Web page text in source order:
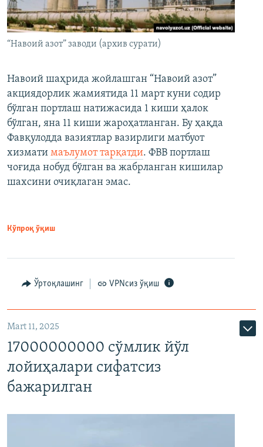
“Навоий азот” заводи (архив сурати)
Навоий шаҳрида жойлашган “Навоий азот”
акциядорлик жамиятида 11 март куни содир
бўлган портлаш натижасида 1 киши ҳалок
бўлган, яна 11 киши жароҳатланган. Бу ҳақда
Фавқулодда вазиятлар вазирлиги матбуот
хизмати маълумот тарқатди. ФВВ портлаш
чоғида нобуд бўлган ва жабрланган кишилар
шахсини очиқлаган эмас.
Кўпроқ ўқиш
Ўртоқлашинг VPNсиз ўқиш
Mart 11, 2025
17000000000 сўмлик йўл
лойиҳалари сифатсиз
бажарилган